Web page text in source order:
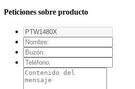
Peticiones sobre producto